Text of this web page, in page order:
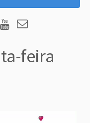
feira